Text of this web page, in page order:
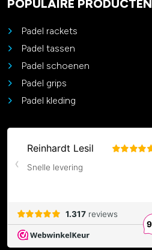
POPULAIRE PRODUCTEN
Padel rackets
Padel tassen
Padel schoenen
Padel grips
Padel kleding